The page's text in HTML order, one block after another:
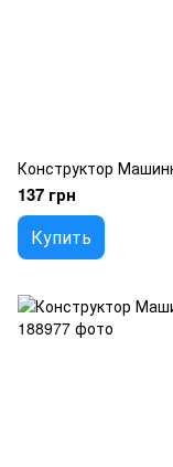
Конструктор
137 грн
Купить